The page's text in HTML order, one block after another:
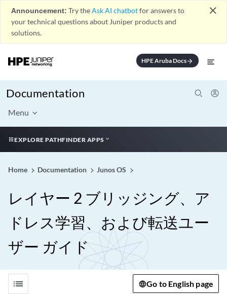
Announcement: Try theAsk AI chatbotfor answers to
your technical questions about Juniper products and
solutions.
close
HPE Aruba Docsarrow_forward
Documentation
Menu
EXPLORE PATHFINDER APPS
Home Documentation Junos OS
レイヤー 2 ブリッジング、ア
ドレス学習、および転送ユー
ザー ガイド
list Go to English page